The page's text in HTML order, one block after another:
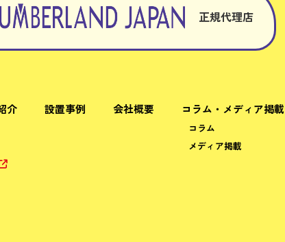
正規代理店
介 設置事例 会社概要 コラム・メディア掲載
コラム
メディア掲載